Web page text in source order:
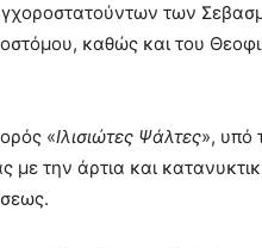
των
καθώς και του
«Ιλισιώτες Ψάλτες», υπό
με την άρτια και